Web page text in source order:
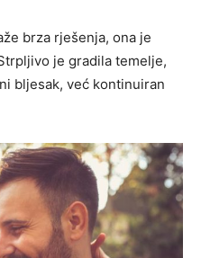
brza rješenja, ona je
je gradila temelje,
bljesak, već kontinuiran